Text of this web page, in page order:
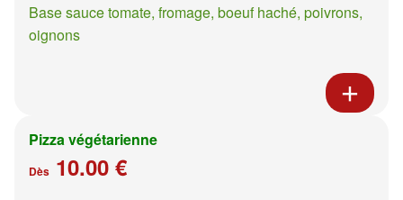
Base sauce tomate, fromage, boeuf haché, poivrons,
oignons
Pizza végétarienne
Dès 10.00 €